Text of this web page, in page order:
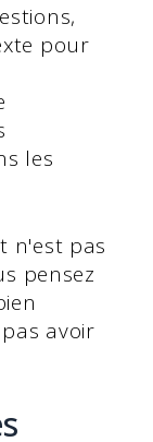
pour
les
n'est pas
pensez
avoir